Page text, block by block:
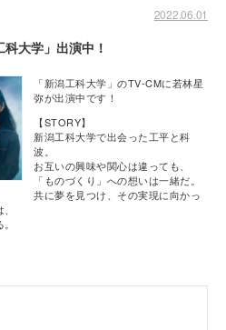
2022.06.01
大学」出演中！
「新潟工科大学」のTV-CMに若林星
弥が出演中です！
【STORY】
新潟工科大学で出会った工平と科
波。
お互いの興味や関心は違っても、
「ものづくり」への想いは一緒だ。
共に夢を見つけ、その実現に向かっ